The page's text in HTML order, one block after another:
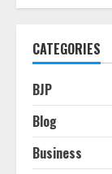
CATEGORIES
BJP
Blog
Business